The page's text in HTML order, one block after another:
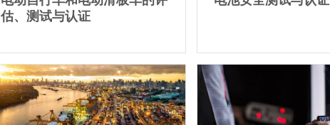
估、测试与认证